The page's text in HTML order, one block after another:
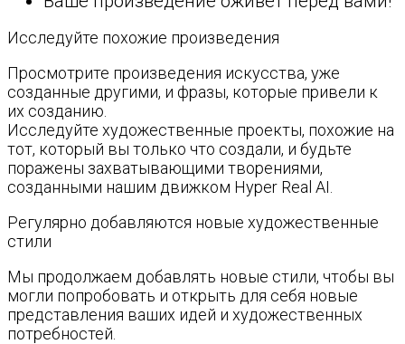
Исследуйте похожие произведения
Просмотрите произведения искусства, уже
созданные другими, и фразы, которые привели к
их созданию.
Исследуйте художественные проекты, похожие на
тот, который вы только что создали, и будьте
поражены захватывающими творениями,
созданными нашим движком Hyper Real AI.
Регулярно добавляются новые художественные
стили
Мы продолжаем добавлять новые стили, чтобы вы
могли попробовать и открыть для себя новые
представления ваших идей и художественных
потребностей.